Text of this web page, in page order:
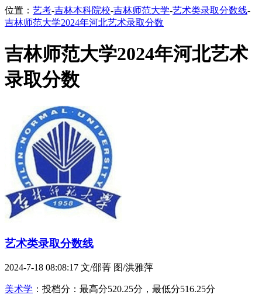
位置： 艺考-吉林本科院校-吉林师范大学-艺术类录取分数线-
吉林师范大学2024年河北艺术录取分数
吉林师范大学2024年河北艺术
录取分数
艺术类录取分数线
2024-7-18 08:08:17 文/邵菁 图/洪雅萍
美术学 ：投档分：最高分520.25分，最低分516.25分